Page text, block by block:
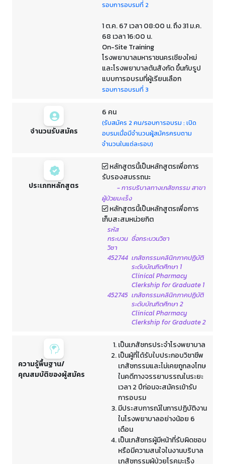
รอบการอบรมที่ 2
1 ต.ค. 67 เวลา 08:00 น. ถึง 31 ม.ค.
68 เวลา 16:00 น.
On-Site Training
โรงพยาบาลมหาราชนครเชียงใหม่
และโรงพยาบาลต้นสังกัด ขึ้นกับรูป
แบบการอบรมที่ผู้เรียนเลือก
รอบการอบรมที่ 3
จำนวนรับสมัคร
6 คน
(รับสมัคร 2 คน/รอบการอบรม : เปิด
อบรมเมื่อมีจำนวนผู้สมัครครบตาม
จำนวนในแต่ละรอบ)
ประเภทหลักสูตร
หลักสูตรนี้เป็นหลักสูตรเพื่อการ
รับรองสมรรถนะ
- การบริบาลทางเภสัชกรรม สาขา
ผู้ป่วยมะเร็ง
หลักสูตรนี้เป็นหลักสูตรเพื่อการ
เก็บสะสมหน่วยกิต
รหัส
กระบวน
วิชา
ชื่อกระบวนวิชา
452744 เภสัชกรรมคลินิกภาคปฏิบัติ
ระดับบัณฑิตศึกษา 1
Clinical Pharmacy
Clerkship for Graduate 1
452745 เภสัชกรรมคลินิกภาคปฏิบัติ
ระดับบัณฑิตศึกษา 2
Clinical Pharmacy
Clerkship for Graduate 2
ความรู้พื้นฐาน/
คุณสมบัติของผู้สมัคร
เป็นเภสัชกรประจำโรงพยาบาล
เป็นผู้ที่ได้รับใบประกอบวิชาชีพ
เภสัชกรรมและไม่เคยถูกลงโทษ
ในคดีทางจรรยาบรรณในระยะ
เวลา 2 ปีก่อนจะสมัครเข้ารับ
การอบรม
มีประสบการณ์ในการปฏิบัติงาน
ในโรงพยาบาลอย่างน้อย 6
เดือน
เป็นเภสัชกรผู้มีหน้าที่รับผิดชอบ
หรือมีความสนใจในงานบริบาล
เภสัชกรรมผู้ป่วยโรคมะเร็ง